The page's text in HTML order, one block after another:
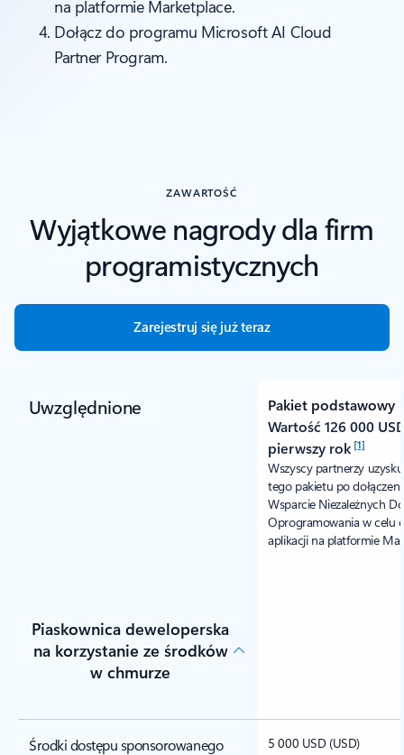
na platformie Marketplace.
Dołącz do programu Microsoft AI Cloud
Partner Program.
ZAWARTOŚĆ
Wyjątkowe nagrody dla firm
programistycznych
Zarejestruj się już teraz
Uwzględnione
Pakiet podstawowy
Wartość 126 000
pierwszy rok [1]
Wszyscy partnerzy
tego pakietu po
Wsparcie Niezależnych
Oprogramowania w celu
aplikacji na platformie
Piaskownica deweloperska
na korzystanie ze środków
w chmurze
Środki dostępu sponsorowanego
5 000 USD (USD)